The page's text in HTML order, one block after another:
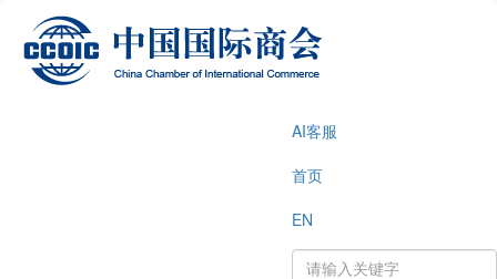
AI客服
首页
EN